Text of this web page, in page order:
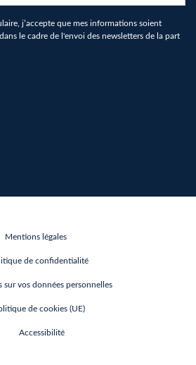
j’accepte que mes informations soient
le cadre de l'envoi des newsletters de la part
Mentions légales
de confidentialité
sur vos données personnelles
de cookies (UE)
Accessibilité